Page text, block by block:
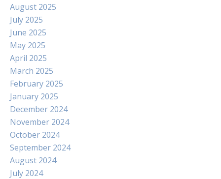
August 2025
July 2025
June 2025
May 2025
April 2025
March 2025
February 2025
January 2025
December 2024
November 2024
October 2024
September 2024
August 2024
July 2024